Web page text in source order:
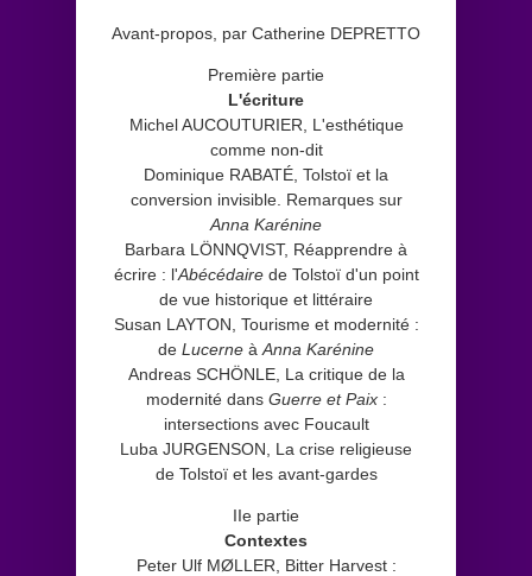
Avant-propos, par Catherine DEPRETTO
Première partie
L'écriture
Michel AUCOUTURIER, L'esthétique
comme non-dit
Dominique RABATÉ, Tolstoï et la
conversion invisible. Remarques sur
Anna Karénine
Barbara LÖNNQVIST, Réapprendre à
écrire : l'Abécédairede Tolstoï d'un point
de vue historique et littéraire
Susan LAYTON, Tourisme et modernité :
de Lucerne à Anna Karénine
Andreas SCHÖNLE, La critique de la
modernité dans Guerre et Paix:
intersections avec Foucault
Luba JURGENSON, La crise religieuse
de Tolstoï et les avant-gardes
IIe partie
Contextes
Peter Ulf MØLLER, Bitter Harvest :